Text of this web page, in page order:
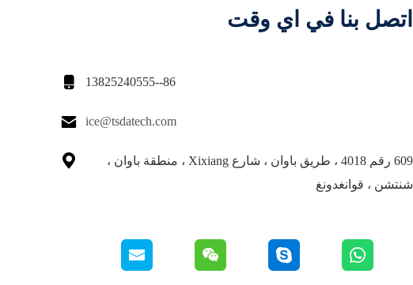
اتصل بنا في اي وقت
 86--13825240555
 ice@tsdatech.com

609 رقم 4018 ، طريق باوان ، شارع Xixiang ، منطقة باوان ،
شنتشن ، قوانغدونغ